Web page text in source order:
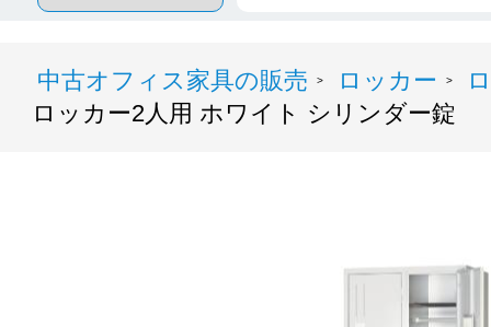
中古オフィス家具の販売 > ロッカー >
ロッカー2人用 ホワイト シリンダー錠